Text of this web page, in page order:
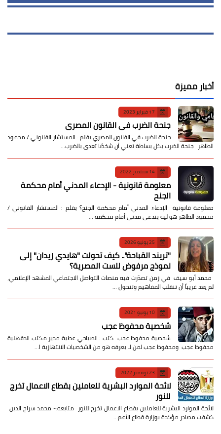
أخبار مميزة
17 فبراير 2023
جنحة الضرب في القانون المصري
جنحة الضرب في القانون المصري بقلم : المستشار القانوني / محمود
الطاهر جنحة الضرب بكل بساطة تعني أن شخصًا تعدى بالضرب…
14 سبتمبر 2022
معلومة قانونية - الإدعاء المدني أمام محكمة
الجنح
معلومة قانونية الإدعاء المدني أمام محكمة الجنح؟ بقلم : المستشار القانوني /
محمود الطاهر هو ليه بندعي مدني أمام محكمة …
25 يوليو 2026
​"تريند القباحة".. كيف تحولت "هايدي زيدان" إلى
نموذج مرفوض للست المصرية؟
​ محمد أبو سيف ​في زمن تصدّرت فيه منصات التواصل الاجتماعي المشهد الإعلامي،
لم يعد غريباً أن تنقلب المفاهيم وتتحول …
10 يونيو 2021
شخصية محفوظ عجب
شخصية محفوظ عجب كتب : الصباحي عطية مدير مكتب الدقهلية
محفوظ عجب ومحفوظ عجب لمن لا يعرفه هو من الشخصيات الانتهازية ا…
23 نوفمبر 2022
لائحة الموارد البشرية للعاملين بقطاع الاعمال تخرج
للنور
لائحة الموارد البشرية للعاملين بقطاع الاعمال تخرج للنور متابعه:- محمد سراج الدين
كشفت مصادر مؤكدة بوزارة قطاع الأعم…